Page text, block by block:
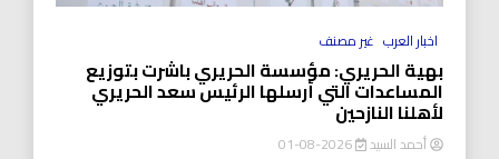
اخبار العرب غير مصنف
بهية الحريري: مؤسسة الحريري باشرت بتوزيع
المساعدات التي أرسلها الرئيس سعد الحريري
لأهلنا النازحين
أحمد السيد 2026-08-01